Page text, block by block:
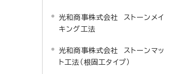
光和商事株式会社 ストーンメイ
キング工法
光和商事株式会社 ストーンマッ
ト工法（根固工タイプ）